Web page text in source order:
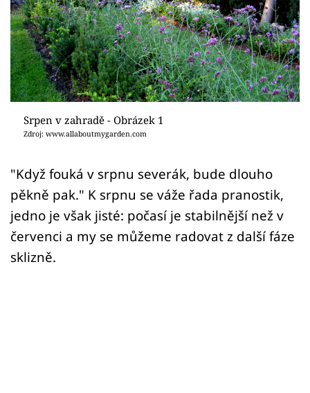
Design
Sledujte prima+
Přihlášení
Srpen v zahradě - Obrázek 1
Zdroj: www.allaboutmygarden.com
"Když fouká v srpnu severák, bude dlouho
pěkně pak." K srpnu se váže řada pranostik,
jedno je však jisté: počasí je stabilnější než v
červenci a my se můžeme radovat z další fáze
sklizně.